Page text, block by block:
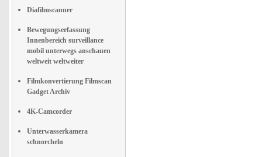
Diafilmscanner
Bewegungserfassung
Innenbereich surveillance
mobil unterwegs anschauen
weltweit weltweiter
Filmkonvertierung Filmscan
Gadget Archiv
4K-Camcorder
Unterwasserkamera
schnorcheln